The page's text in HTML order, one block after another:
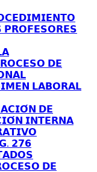
𝗣𝗥𝗢𝗙𝗘𝗦𝗢𝗥𝗘𝗦
𝗗𝗘
𝗟𝗔𝗕𝗢𝗥𝗔𝗟
𝗗𝗘
𝗜𝗡𝗧𝗘𝗥𝗡𝗔
𝟮𝟳𝟲
𝗗𝗘